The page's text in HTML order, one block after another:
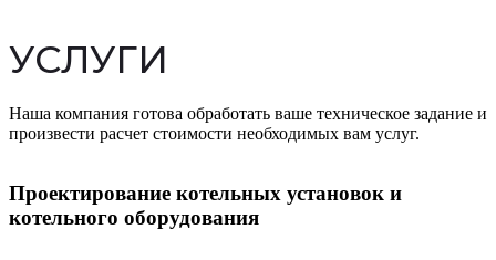
УСЛУГИ
Наша компания готова обработать ваше техническое задание и
произвести расчет стоимости необходимых вам услуг.
Проектирование котельных установок и
котельного оборудования